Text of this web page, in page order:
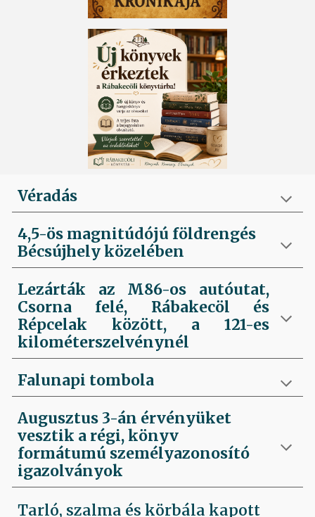
Véradás
4,5-ös magnitúdójú földrengés
Bécsújhely közelében
Lezárták az M86-os autóutat,
Csorna felé, Rábakecöl és
Répcelak között, a 121-es
kilométerszelvénynél
Falunapi tombola
Augusztus 3-án érvényüket
vesztik a régi, könyv
formátumú személyazonosító
igazolványok
Tarló, szalma és körbála kapott